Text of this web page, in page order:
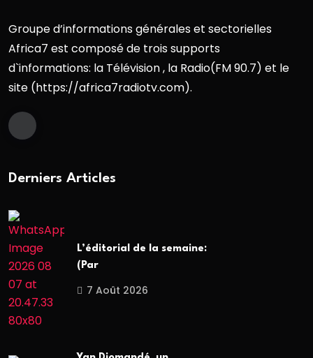
Groupe d’informations générales et sectorielles
Africa7 est composé de trois supports
d`informations: la Télévision , la Radio(FM 90.7) et le
site (https://africa7radiotv.com).
Derniers Articles
L’éditorial de la semaine:
(Par
7 Août 2026